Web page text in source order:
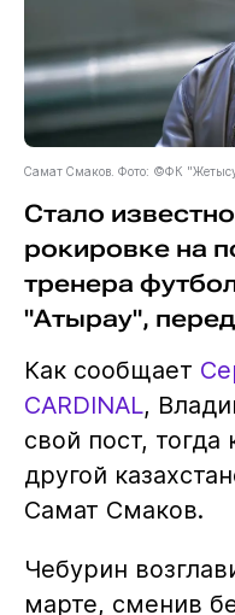
Самат Смаков. Фото: ©ФК
Стало
рокировке на
тренера
"Атырау",
Как сообщает
CARDINAL,
свой пост, тогда
другой
Самат Смаков.
Чебурин
марте, сменив